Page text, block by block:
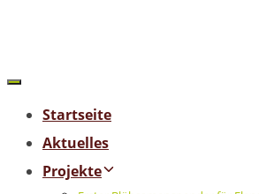
Startseite
Aktuelles
Projekte